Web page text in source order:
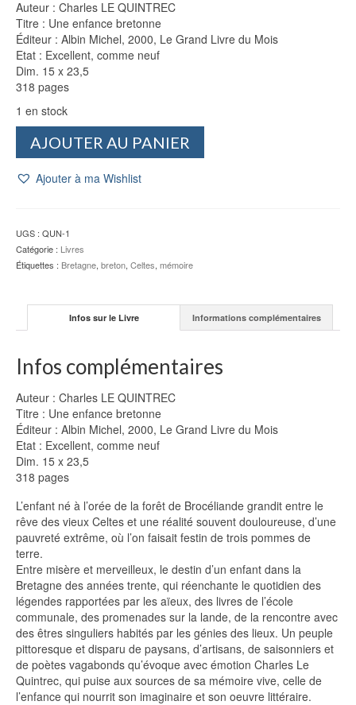
Auteur : Charles LE QUINTREC
Titre : Une enfance bretonne
Éditeur : Albin Michel, 2000, Le Grand Livre du Mois
Etat : Excellent, comme neuf
Dim. 15 x 23,5
318 pages
1 en stock
enfance
Charles
LE
QUINTREC
AJOUTER AU PANIER
Ajouter à ma Wishlist
UGS : QUN-1
Catégorie : Livres
Étiquettes : Bretagne, breton, Celtes, mémoire
Infos sur le Livre Informations complémentaires
Infos complémentaires
Auteur : Charles LE QUINTREC
Titre : Une enfance bretonne
Éditeur : Albin Michel, 2000, Le Grand Livre du Mois
Etat : Excellent, comme neuf
Dim. 15 x 23,5
318 pages
L’enfant né à l’orée de la forêt de Brocéliande grandit entre le
rêve des vieux Celtes et une réalité souvent douloureuse, d’une
pauvreté extrême, où l’on faisait festin de trois pommes de
terre.
Entre misère et merveilleux, le destin d’un enfant dans la
Bretagne des années trente, qui réenchante le quotidien des
légendes rapportées par les aïeux, des livres de l’école
communale, des promenades sur la lande, de la rencontre avec
des êtres singuliers habités par les génies des lieux. Un peuple
pittoresque et disparu de paysans, d’artisans, de saisonniers et
de poètes vagabonds qu’évoque avec émotion Charles Le
Quintrec, qui puise aux sources de sa mémoire vive, celle de
l’enfance qui nourrit son imaginaire et son oeuvre littéraire.